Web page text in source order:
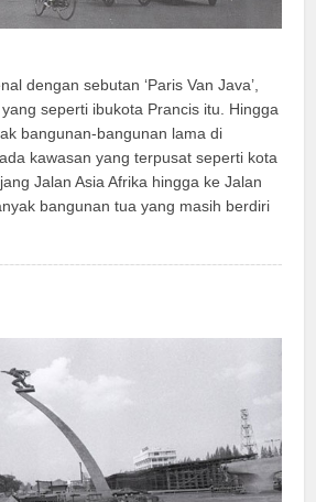
dengan sebutan ‘Paris Van Java’,
seperti ibukota Prancis itu. Hingga
bangunan-bangunan lama di
kawasan yang terpusat seperti kota
Jalan Asia Afrika hingga ke Jalan
bangunan tua yang masih berdiri